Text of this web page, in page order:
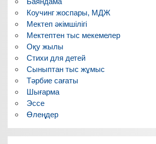
Коучинг жоспары, МДЖ
Мектеп әкімшілігі
Мектептен тыс мекемелер
Оқу жылы
Стихи для детей
Сыныптан тыс жұмыс
Тәрбие сағаты
Шығарма
Эссе
Өлеңдер